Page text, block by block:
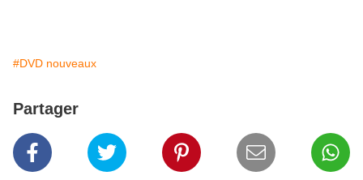
#DVD nouveaux
Partager